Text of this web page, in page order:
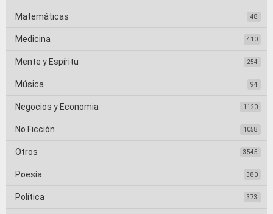
Matemáticas 48
Medicina 410
Mente y Espíritu 254
Música 94
Negocios y Economia 1120
No Ficción 1058
Otros 3545
Poesía 380
Política 373